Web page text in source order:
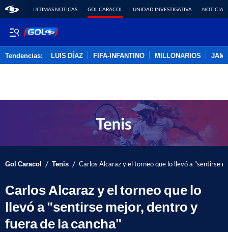
ÚLTIMAS NOTICAS GOL CARACOL UNIDAD INVESTIGATIVA NOTICIAS
Tendencias: LUIS DÍAZ FIFA-INFANTINO MILLONARIOS
Gol Caracol / Tenis / Carlos Alcaraz y el torneo que lo llevó a "sentirse
Carlos Alcaraz y el torneo que lo
llevó a "sentirse mejor, dentro y
fuera de la cancha"